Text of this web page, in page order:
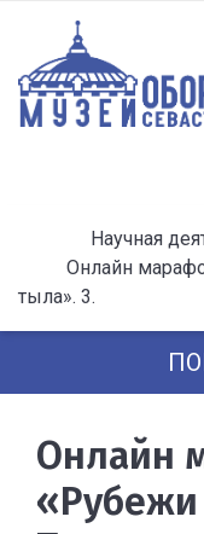
Научная
Онлайн
тыла». 3.
Онлайн